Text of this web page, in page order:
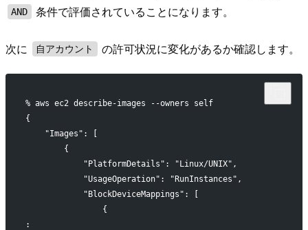
AND 条件で評価されていることになります。
次に 自アカウント の許可状況に変化があるか確認します。
% aws ec2 describe-images --owners self
{
    "Images": [
        {
            "PlatformDetails": "Linux/UNIX",
            "UsageOperation": "RunInstances",
            "BlockDeviceMappings": [
                {
: